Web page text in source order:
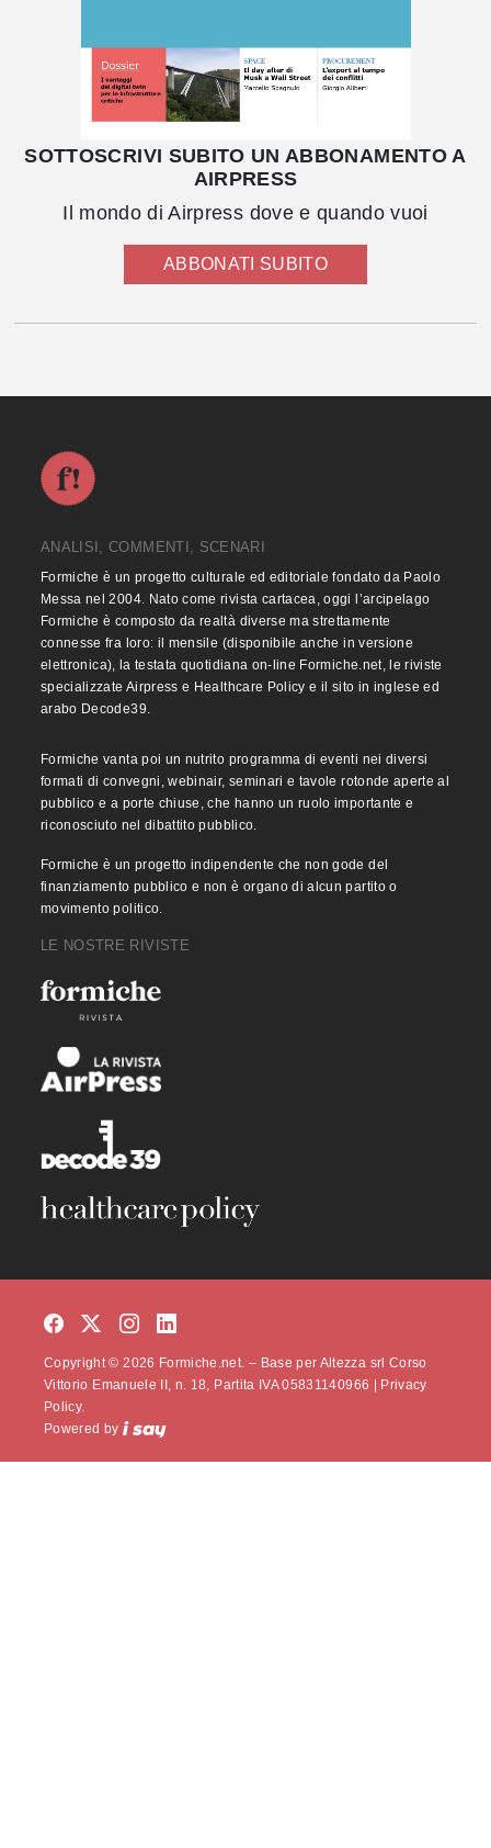
SOTTOSCRIVI SUBITO UN ABBONAMENTO A
AIRPRESS
Il mondo di Airpress dove e quando vuoi
ABBONATI SUBITO
ANALISI, COMMENTI, SCENARI
Formiche è un progetto culturale ed editoriale fondato da Paolo
Messa nel 2004. Nato come rivista cartacea, oggi l’arcipelago
Formiche è composto da realtà diverse ma strettamente
connesse fra loro: il mensile (disponibile anche in versione
elettronica), la testata quotidiana on-line Formiche.net, le riviste
specializzate Airpress e Healthcare Policy e il sito in inglese ed
arabo Decode39.
Formiche vanta poi un nutrito programma di eventi nei diversi
formati di convegni, webinair, seminari e tavole rotonde aperte al
pubblico e a porte chiuse, che hanno un ruolo importante e
riconosciuto nel dibattito pubblico.
Formiche è un progetto indipendente che non gode del
finanziamento pubblico e non è organo di alcun partito o
movimento politico.
LE NOSTRE RIVISTE
Copyright © 2026 Formiche.net. – Base per Altezza srl Corso
Vittorio Emanuele II, n. 18, Partita IVA 05831140966 | Privacy
Policy.
Powered by